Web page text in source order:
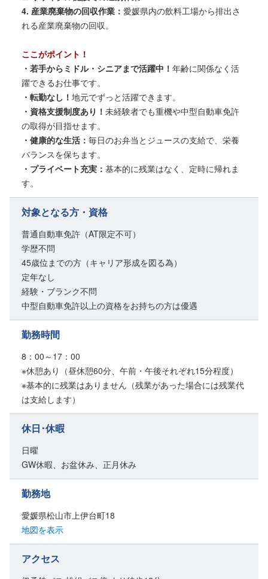
4. 産業廃棄物の回収作業： 愛媛県内の飲料工場から排出さ
れる産業廃棄物の回収。
ここがポイント！
・若手からミドル・シニアまで活躍中！ 年齢に関係なく活
躍できるお仕事です。
・転勤なし！ 地元でずっと活躍できます。
・資格支援制度あり！ 未経験者でも重機や中型自動車免許
の取得が目指せます。
・健康的な生活： 毎日のお弁当とジュースの支給で、栄養
バランスを保ちます。
・プライベート充実： 基本的に残業はなく、定時に帰れま
す。
対象となる方・資格
普通自動車免許（AT限定不可）
学歴不問
45歳位までの方（キャリア形成を図る為）
定年なし
経験・ブランク不問
中型自動車免許以上の資格をお持ちの方は優遇
勤務時間
8：00～17：00
※休憩あり（昼休憩60分、午前・午後それぞれ15分程度）
※基本的に残業はありません（残業があった場合には残業代
は支給します）
休日･休暇
日曜
GW休暇、お盆休み、正月休み
勤務地
愛媛県松山市上伊台町18
地図を表示
アクセス